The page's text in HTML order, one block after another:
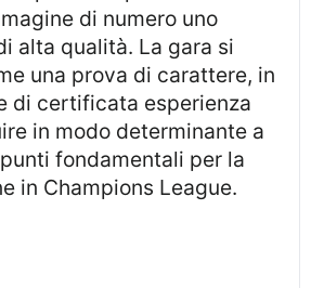
di numero uno
alta qualità. La gara si
una prova di carattere, in
di certificata esperienza
in modo determinante a
fondamentali per la
in Champions League.